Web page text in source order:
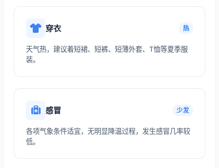
穿衣 热
天气热，建议着短裙、短裤、短薄外套、T恤等夏季服
装。
感冒 少发
各项气象条件适宜，无明显降温过程，发生感冒几率较
低。